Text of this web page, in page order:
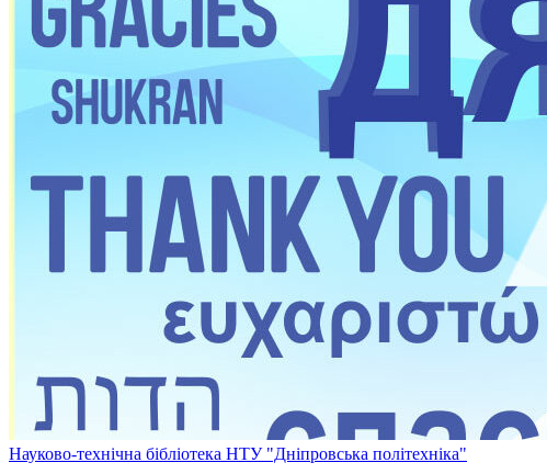
Науково-технічна бібліотека НТУ "Дніпровська політехніка"